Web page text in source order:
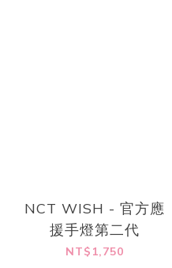
NCT WISH - 官方應
援手燈第二代
NT$1,750